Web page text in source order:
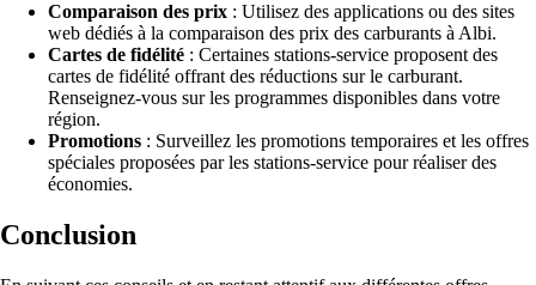
Comparaison des prix : Utilisez des applications ou des sites
web dédiés à la comparaison des prix des carburants à Albi.
Cartes de fidélité : Certaines stations-service proposent des
cartes de fidélité offrant des réductions sur le carburant.
Renseignez-vous sur les programmes disponibles dans votre
région.
Promotions : Surveillez les promotions temporaires et les offres
spéciales proposées par les stations-service pour réaliser des
économies.
Conclusion